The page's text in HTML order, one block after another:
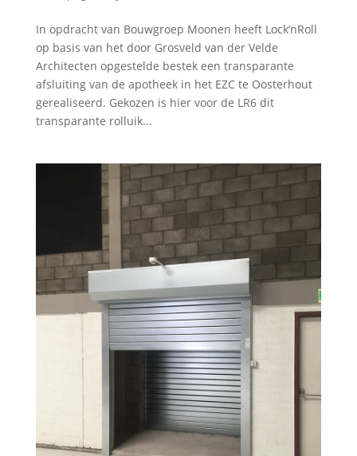
In opdracht van Bouwgroep Moonen heeft Lock’nRoll
op basis van het door Grosveld van der Velde
Architecten opgestelde bestek een transparante
afsluiting van de apotheek in het EZC te Oosterhout
gerealiseerd. Gekozen is hier voor de LR6 dit
transparante rolluik...